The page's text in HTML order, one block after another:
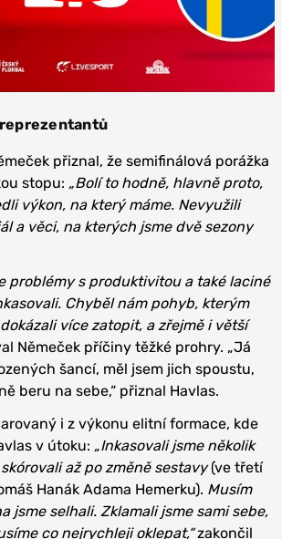
přiznal, že semifinálová porážka
stopu: „Bolí to hodně, hlavně proto,
výkon, na který máme. Nevyužili
a věci, na kterých jsme dvě sezony
problémy s produktivitou a také laciné
Chyběl nám pohyb, kterým
více zatopit, a zřejmě i větší
Němeček příčiny těžké prohry. „Já
šancí, měl jsem jich spoustu,
beru na sebe,“ přiznal Havlas.
i z výkonu elitní formace, kde
v útoku: „Inkasovali jsme několik
až po změně sestavy(ve třetí
Hanák Adama Hemerku). Musím
jsme selhali. Zklamali jsme sami sebe,
co nejrychleji oklepat,“zakončil